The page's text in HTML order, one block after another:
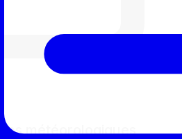
météorologiques